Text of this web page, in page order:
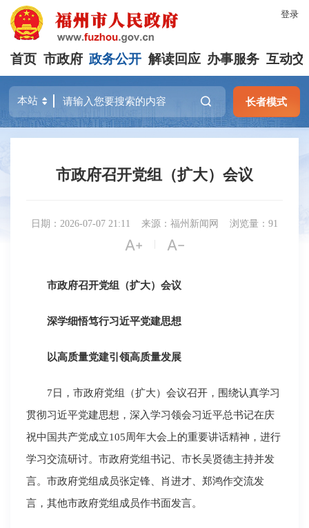
登录
首页 市政府 政务公开 解读回应 办事服务 互动交
长者模式
市政府召开党组（扩大）会议
日期：2026-07-07 21:11 来源：福州新闻网 浏览量：91
 | 
市政府召开党组（扩大）会议
深学细悟笃行习近平党建思想
以高质量党建引领高质量发展
7日，市政府党组（扩大）会议召开，围绕认真学习
贯彻习近平党建思想，深入学习领会习近平总书记在庆
祝中国共产党成立105周年大会上的重要讲话精神，进行
学习交流研讨。市政府党组书记、市长吴贤德主持并发
言。市政府党组成员张定锋、肖进才、郑鸿作交流发
言，其他市政府党组成员作书面发言。